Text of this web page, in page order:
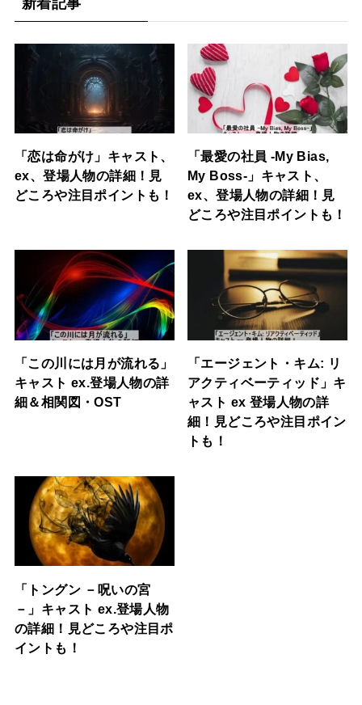
「恋は命がけ」キャスト、
ex、登場人物の詳細！見
どころや注目ポイントも！
「最愛の社員 -My Bias,
My Boss-」キャスト、
ex、登場人物の詳細！見
どころや注目ポイントも！
「この川には月が流れる」
キャスト ex.登場人物の詳
細＆相関図・OST
「エージェント・キム: リ
アクティベーティッド」キ
ャスト ex 登場人物の詳
細！見どころや注目ポイン
トも！
「トングン －呪いの宮
－」キャスト ex.登場人物
の詳細！見どころや注目ポ
イントも！